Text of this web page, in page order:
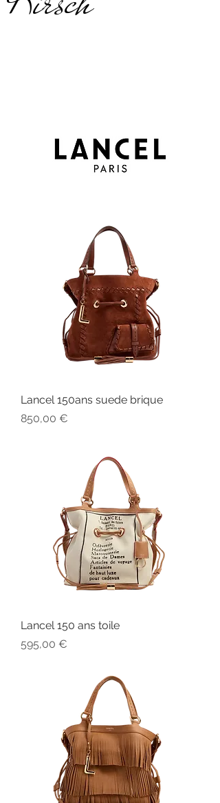
Lancel 150ans suede brique
Prix
850,00 €
Lancel 150 ans toile
Prix
595,00 €